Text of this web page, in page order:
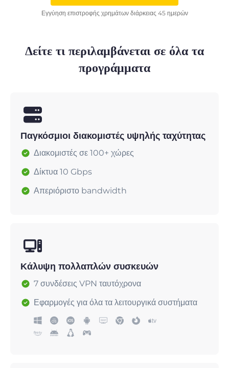
Εγγύηση επιστροφής χρημάτων διάρκειας 45 ημερών
Δείτε τι περιλαμβάνεται σε όλα τα
προγράμματα
Παγκόσμιοι διακομιστές υψηλής ταχύτητας
Διακομιστές σε 100+ χώρες
Δίκτυα 10 Gbps
Απεριόριστο bandwidth
Κάλυψη πολλαπλών συσκευών
7 συνδέσεις VPN ταυτόχρονα
Εφαρμογές για όλα τα λειτουργικά συστήματα